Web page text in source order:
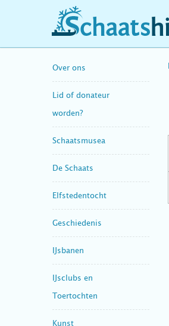
schaatshistorie.nl
Over ons
Lid of donateur
worden?
Schaatsmusea
De Schaats
Elfstedentocht
Geschiedenis
IJsbanen
IJsclubs en
Toertochten
Kunst